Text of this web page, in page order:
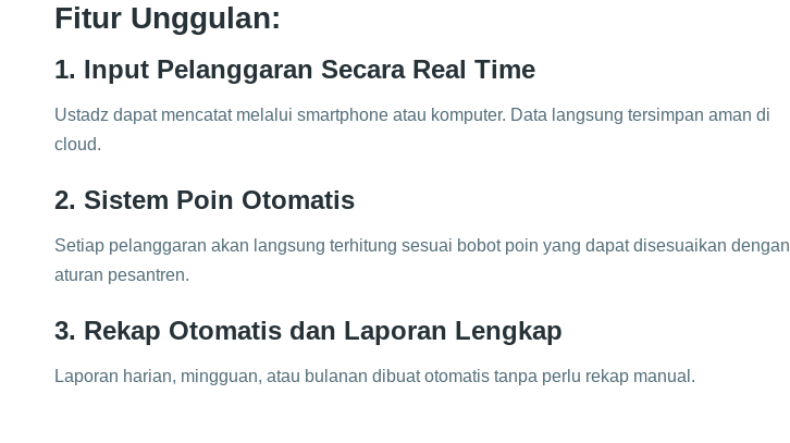
Fitur Unggulan:
1. Input Pelanggaran Secara Real Time
Ustadz dapat mencatat melalui smartphone atau komputer. Data langsung tersimpan aman di
cloud.
2. Sistem Poin Otomatis
Setiap pelanggaran akan langsung terhitung sesuai bobot poin yang dapat disesuaikan dengan
aturan pesantren.
3. Rekap Otomatis dan Laporan Lengkap
Laporan harian, mingguan, atau bulanan dibuat otomatis tanpa perlu rekap manual.